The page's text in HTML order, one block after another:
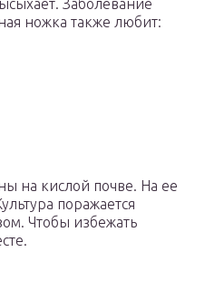
Заболевание
ножка также любит:
на кислой почве. На ее
поражается
Чтобы избежать